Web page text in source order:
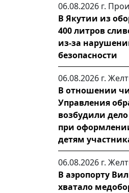
06.08.2026 г.
В Якутии из
400 литров
из-за
безопасности
06.08.2026 г.
В отношении
Управления
возбудили
при
детям
06.08.2026 г.
В аэропорту
хватало